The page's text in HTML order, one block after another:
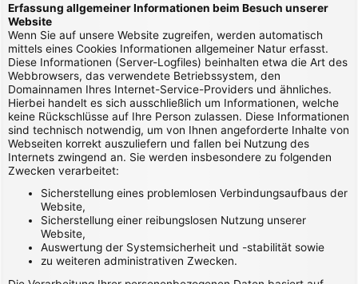
Erfassung allgemeiner Informationen beim Besuch unserer
Website
Wenn Sie auf unsere Website zugreifen, werden automatisch
mittels eines Cookies Informationen allgemeiner Natur erfasst.
Diese Informationen (Server-Logfiles) beinhalten etwa die Art des
Webbrowsers, das verwendete Betriebssystem, den
Domainnamen Ihres Internet-Service-Providers und ähnliches.
Hierbei handelt es sich ausschließlich um Informationen, welche
keine Rückschlüsse auf Ihre Person zulassen. Diese Informationen
sind technisch notwendig, um von Ihnen angeforderte Inhalte von
Webseiten korrekt auszuliefern und fallen bei Nutzung des
Internets zwingend an. Sie werden insbesondere zu folgenden
Zwecken verarbeitet:
Sicherstellung eines problemlosen Verbindungsaufbaus der
Website,
Sicherstellung einer reibungslosen Nutzung unserer
Website,
Auswertung der Systemsicherheit und -stabilität sowie
zu weiteren administrativen Zwecken.